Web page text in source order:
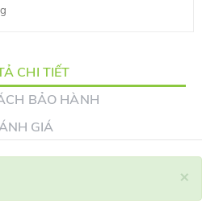
CHI TIẾT
BẢO HÀNH
GIÁ
×